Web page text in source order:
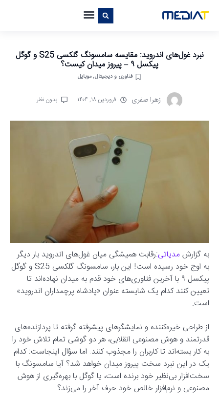
نبرد غول‌های اندروید: مقایسه سامسونگ گلکسی S25 و گوگل
پیکسل ۹ – پیروز میدان کیست؟
فناوری و دیجیتال,موبایل
زهرا صفری فروردین ۱۸, ۱۴۰۴ بدون نظر
به گزارشمدیاتی:رقابت همیشگی میان غول‌های اندروید بار دیگر
به اوج خود رسیده است! این بار، سامسونگ گلکسی S25 و گوگل
پیکسل ۹ با آخرین فناوری‌های خود قدم به میدان نهاده‌اند تا
تعیین کنند کدام یک شایسته عنوان «پادشاه پرچمداران اندروید»
است.
از طراحی خیره‌کننده و نمایشگرهای پیشرفته گرفته تا پردازنده‌های
قدرتمند و هوش مصنوعی انقلابی، هر دو گوشی تمام تلاش خود را
به کار بسته‌اند تا کاربران را مجذوب کنند. اما سؤال اینجاست: کدام
یک در این نبرد سخت پیروز میدان خواهد شد؟ آیا سامسونگ با
سخت‌افزار بی‌نظیر خود برنده است، یا گوگل با بهره‌گیری از هوش
مصنوعی و نرم‌افزار خالص خود حرف آخر را می‌زند؟